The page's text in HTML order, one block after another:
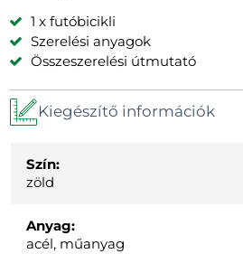
1 x futóbicikli
Szerelési anyagok
Összeszerelési útmutató
Kiegészítő információk
Szín:
zöld
Anyag:
acél, műanyag